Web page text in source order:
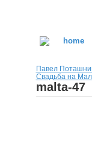
Павел
Свадьба на
malta-47